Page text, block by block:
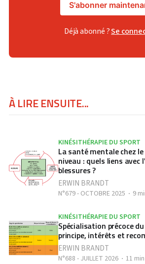
S'abonner
Déjà abonné ?Se
À LIRE ENSUITE...
KINÉSITHÉRAPIE DU SPORT
La santé mentale chez
niveau : quels liens avec
blessures ?
ERWIN BRANDT
N°679 - OCTOBRE 2025 9
KINÉSITHÉRAPIE DU SPORT
Spécialisation précoce
principe, intérêts et
ERWIN BRANDT
N°688 - JUILLET 2026 11